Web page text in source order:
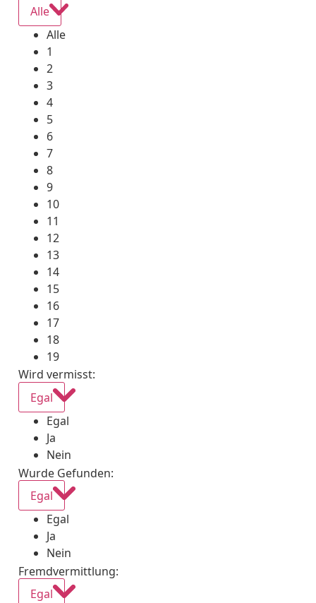
Alle
Alle
1
2
3
4
5
6
7
8
9
10
11
12
13
14
15
16
17
18
19
Wird vermisst:
Egal
Egal
Ja
Nein
Wurde Gefunden:
Egal
Egal
Ja
Nein
Fremdvermittlung:
Egal